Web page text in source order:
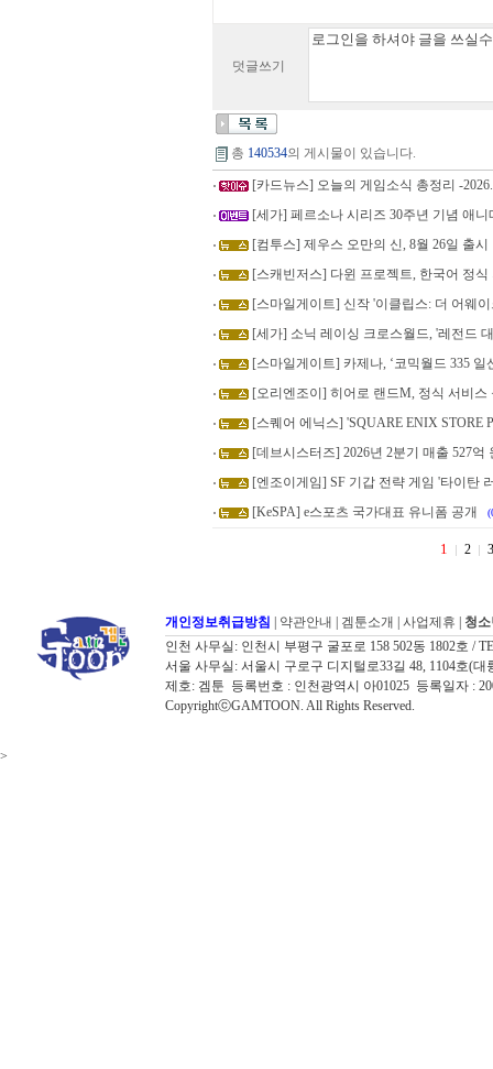
덧글쓰기
총 140534의 게시물이 있습니다.
[카드뉴스] 오늘의 게임소식 총정리 -
[세가] 페르소나 시리즈 30주년 기념 애
[컴투스] 제우스 오만의 신, 8월 26일 출시
[스캐빈저스] 다윈 프로젝트, 한국어 정식
[스마일게이트] 신작 '이클립스: 더 어웨
[세가] 소닉 레이싱 크로스월드, '레전드
[스마일게이트] 카제나, ‘코믹월드 335 일
[오리엔조이] 히어로 랜드M, 정식 서비스
[스퀘어 에닉스] 'SQUARE ENIX STORE
[데브시스터즈] 2026년 2분기 매출 527억
[엔조이게임] SF 기갑 전략 게임 '타이탄
[KeSPA] e스포츠 국가대표 유니폼 공개
1 2 3
개인정보취급방침 약관안내 겜툰소개 사업제휴
청
인천 사무실: 인천시 부평구 굴포로 158 502동 1802호 /
서울 사무실: 서울시 구로구 디지털로33길 48, 1104호(대
제호: 겜툰 등록번호 : 인천광역시 아01025 등록일자 :
CopyrightⓒGAMTOON. All Rights Reserved.
>